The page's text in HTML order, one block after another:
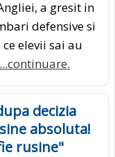
a gresit in
defensive si
elevii sai au
...continuare.
decizia
absoluta!
rusine"